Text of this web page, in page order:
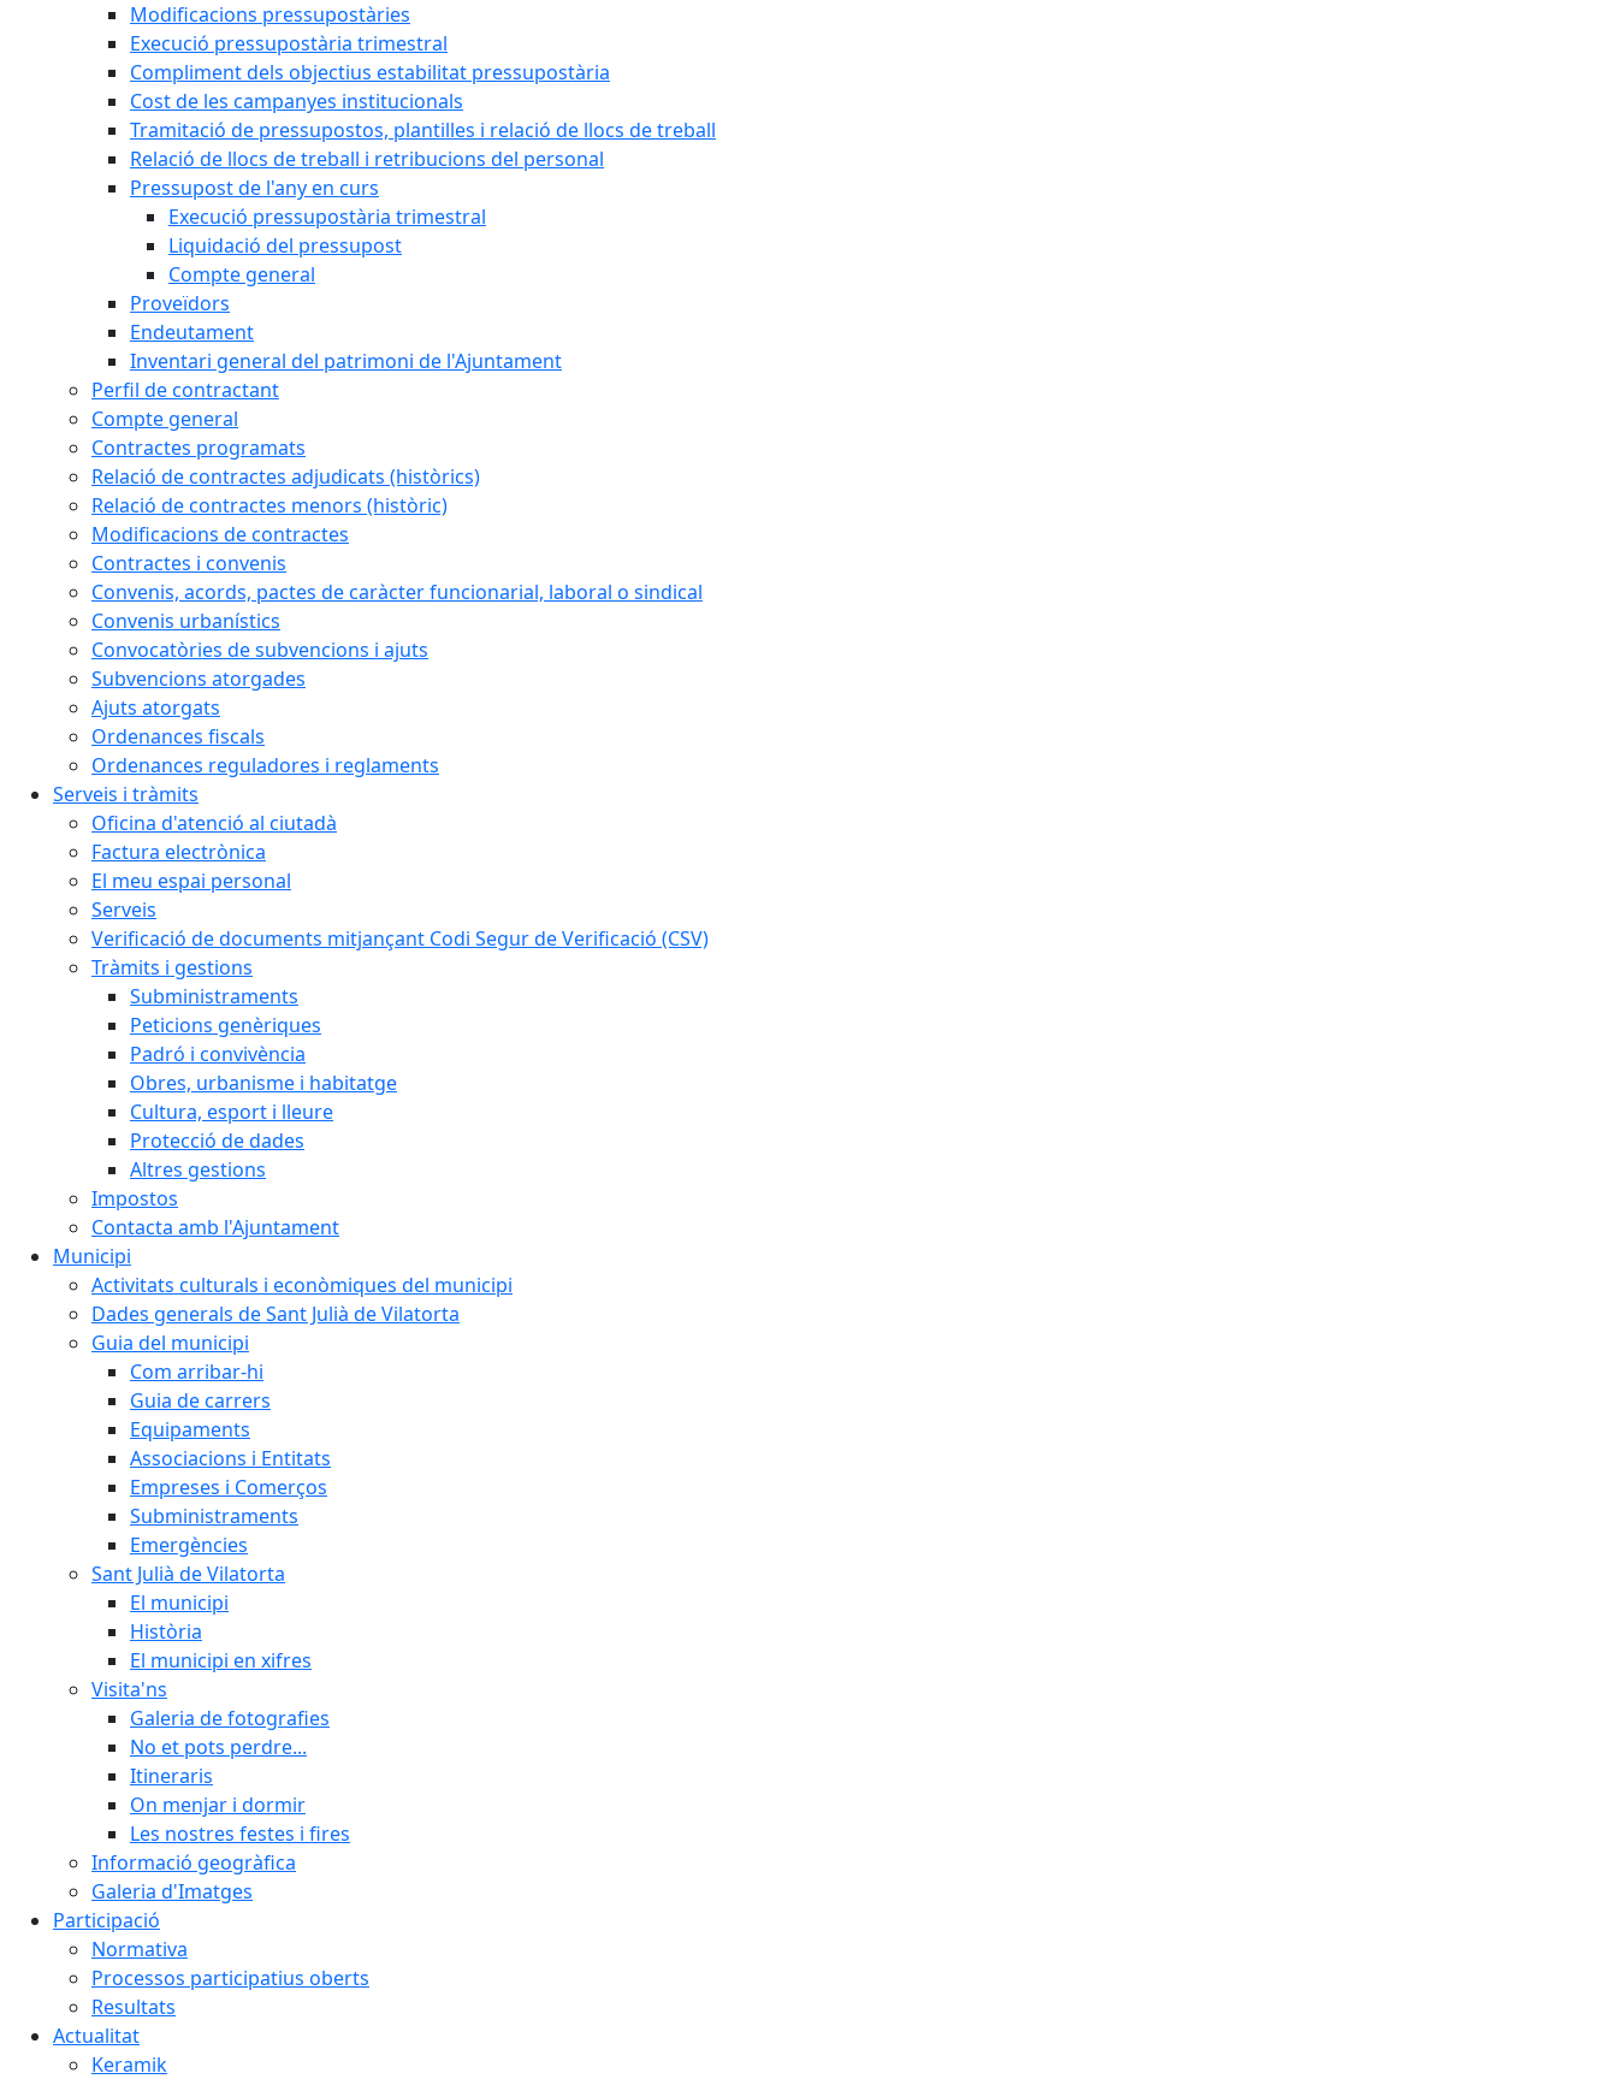
Modificacions pressupostàries
Execució pressupostària trimestral
Compliment dels objectius estabilitat pressupostària
Cost de les campanyes institucionals
Tramitació de pressupostos, plantilles i relació de llocs de treball
Relació de llocs de treball i retribucions del personal
Pressupost de l'any en curs
Execució pressupostària trimestral
Liquidació del pressupost
Compte general
Proveïdors
Endeutament
Inventari general del patrimoni de l'Ajuntament
Perfil de contractant
Compte general
Contractes programats
Relació de contractes adjudicats (històrics)
Relació de contractes menors (històric)
Modificacions de contractes
Contractes i convenis
Convenis, acords, pactes de caràcter funcionarial, laboral o sindical
Convenis urbanístics
Convocatòries de subvencions i ajuts
Subvencions atorgades
Ajuts atorgats
Ordenances fiscals
Ordenances reguladores i reglaments
Serveis i tràmits
Oficina d'atenció al ciutadà
Factura electrònica
El meu espai personal
Serveis
Verificació de documents mitjançant Codi Segur de Verificació (CSV)
Tràmits i gestions
Subministraments
Peticions genèriques
Padró i convivència
Obres, urbanisme i habitatge
Cultura, esport i lleure
Protecció de dades
Altres gestions
Impostos
Contacta amb l'Ajuntament
Municipi
Activitats culturals i econòmiques del municipi
Dades generals de Sant Julià de Vilatorta
Guia del municipi
Com arribar-hi
Guia de carrers
Equipaments
Associacions i Entitats
Empreses i Comerços
Subministraments
Emergències
Sant Julià de Vilatorta
El municipi
Història
El municipi en xifres
Visita'ns
Galeria de fotografies
No et pots perdre...
Itineraris
On menjar i dormir
Les nostres festes i fires
Informació geogràfica
Galeria d'Imatges
Participació
Normativa
Processos participatius oberts
Resultats
Actualitat
Keramik